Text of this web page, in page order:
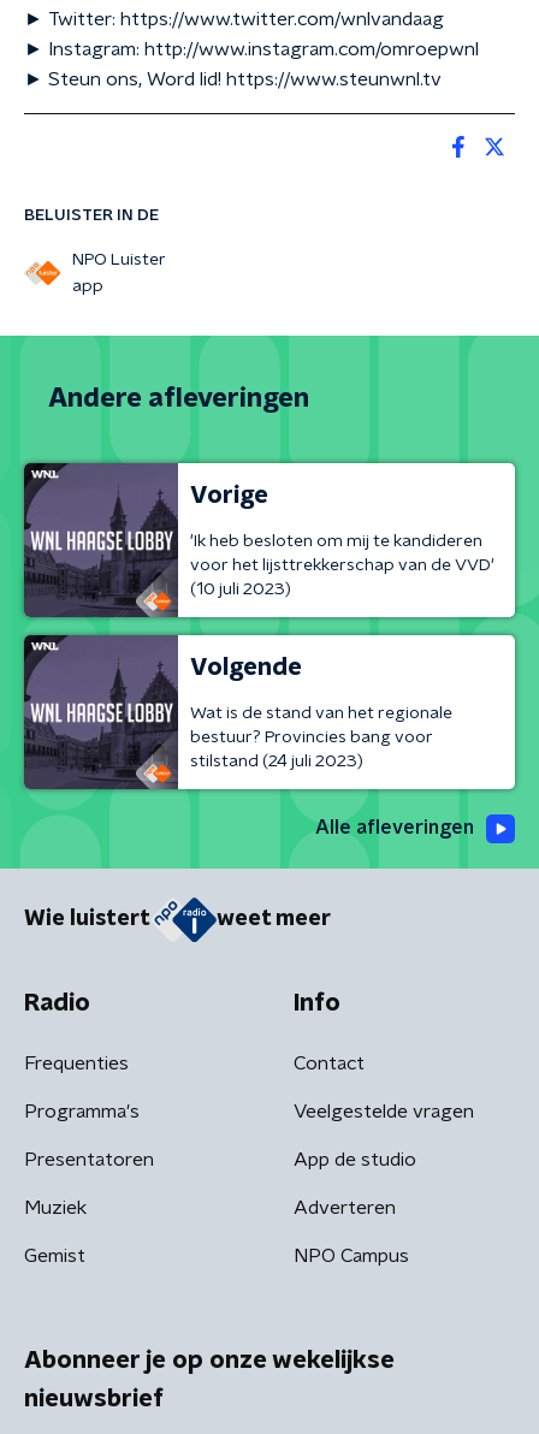
BELUISTER IN DE
NPO Luister
app
► Twitter: https://www.twitter.com/wnlvandaag
► Instagram: http://www.instagram.com/omroepwnl
► Steun ons, Word lid! https://www.steunwnl.tv
Andere afleveringen
Vorige
'Ik heb besloten om mij te kandideren
voor het lijsttrekkerschap van de VVD'
(10 juli 2023)
Volgende
Wat is de stand van het regionale
bestuur? Provincies bang voor
stilstand (24 juli 2023)
Alle afleveringen
Wie luistert weet meer
Radio
Frequenties
Programma's
Presentatoren
Muziek
Gemist
Info
Contact
Veelgestelde vragen
App de studio
Adverteren
NPO Campus
Abonneer je op onze wekelijkse
nieuwsbrief